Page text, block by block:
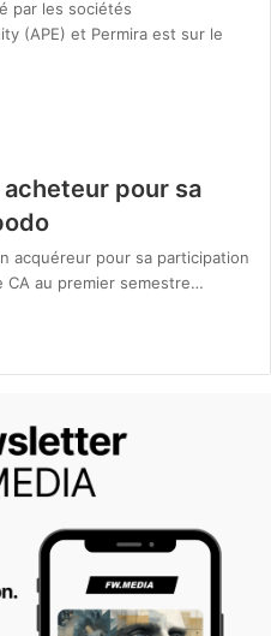
par les sociétés
(APE) et Permira est sur le
pour sa
acquéreur pour sa participation
CA au premier semestre…